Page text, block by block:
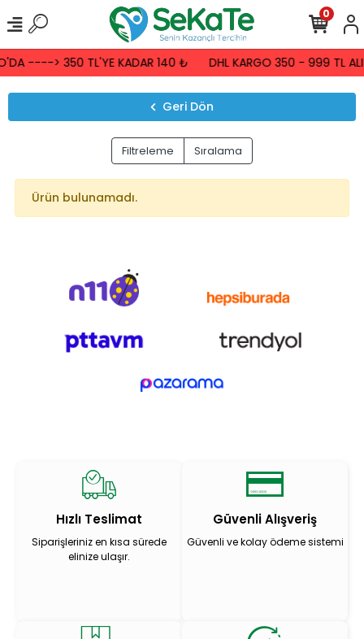
----> 350 TL'YE KADAR 140 ₺ DHL KARGO 350 - 999 TL
0
Geri Dön
Filtreleme Sıralama
Ürün bulunamadı.
Hızlı Teslimat
Siparişleriniz en kısa sürede
elinize ulaşır.
Güvenli Alışveriş
Güvenli ve kolay ödeme sistemi